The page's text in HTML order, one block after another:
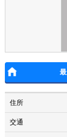
住所
交通